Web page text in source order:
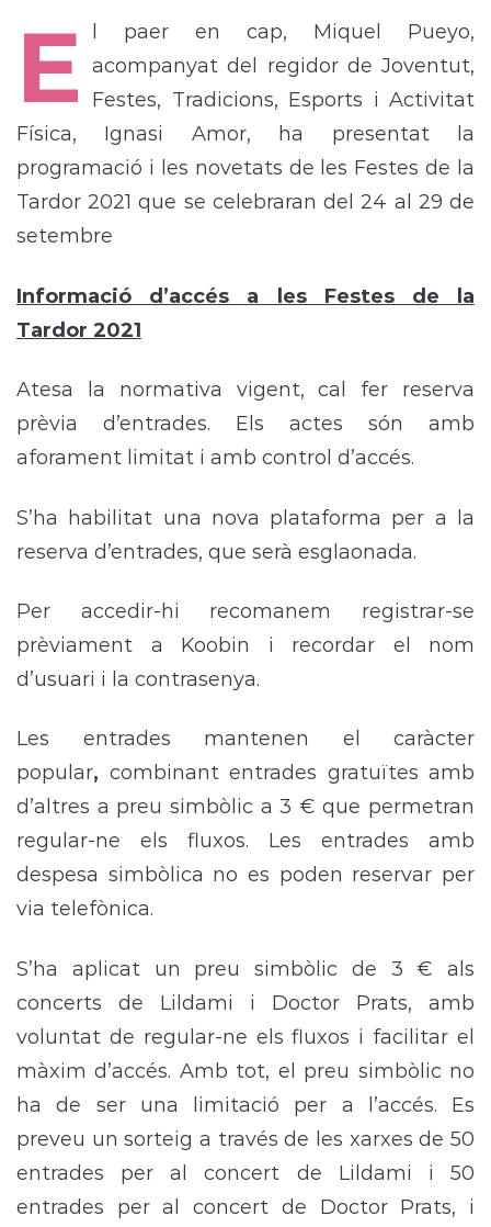
E
l paer en cap, Miquel Pueyo,
acompanyat del regidor de Joventut,
Festes, Tradicions, Esports i Activitat
Física, Ignasi Amor, ha presentat la
programació i les novetats de les Festes de la
Tardor 2021 que se celebraran del 24 al 29 de
setembre
Informació d’accés a les Festes de la
Tardor 2021
Atesa la normativa vigent, cal fer reserva
prèvia d’entrades. Els actes són amb
aforament limitat i amb control d’accés.
S’ha habilitat una nova plataforma per a la
reserva d’entrades, que serà esglaonada.
Per accedir-hi recomanem registrar-se
prèviament a Koobin i recordar el nom
d’usuari i la contrasenya.
Les entrades mantenen el caràcter
popular, combinant entrades gratuïtes amb
d’altres a preu simbòlic a 3 € que permetran
regular-ne els fluxos. Les entrades amb
despesa simbòlica no es poden reservar per
via telefònica.
S’ha aplicat un preu simbòlic de 3 € als
concerts de Lildami i Doctor Prats, amb
voluntat de regular-ne els fluxos i facilitar el
màxim d’accés. Amb tot, el preu simbòlic no
ha de ser una limitació per a l’accés. Es
preveu un sorteig a través de les xarxes de 50
entrades per al concert de Lildami i 50
entrades per al concert de Doctor Prats, i